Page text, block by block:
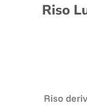
Riso
Riso